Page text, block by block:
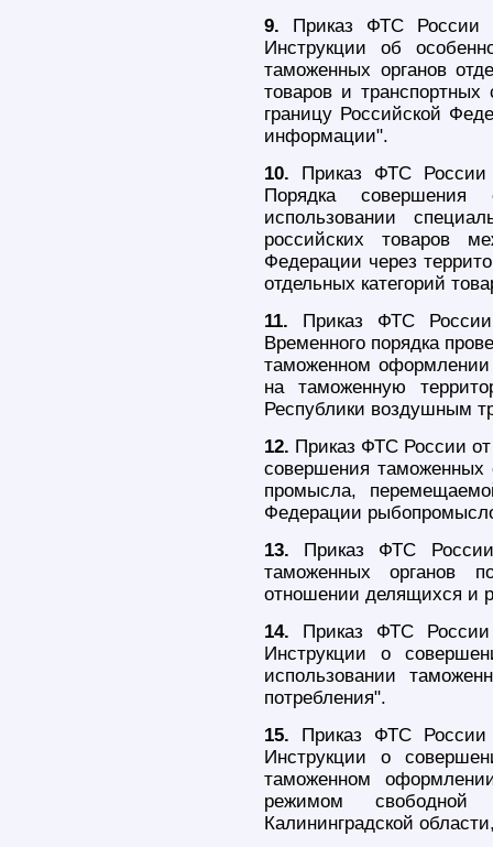
9. Приказ ФТС России
Инструкции об
таможенных органов
товаров и
границу Российской
информации".
10. Приказ ФТС
Порядка совершения
использовании
российских товаров
Федерации через
отдельных категорий
11. Приказ ФТС
Временного порядка
таможенном оформлении
на таможенную
Республики воздушным
12. Приказ ФТС России
совершения таможенных
промысла,
Федерации
13. Приказ ФТС
таможенных органов
отношении делящихся и
14. Приказ ФТС
Инструкции о
использовании
потребления".
15. Приказ ФТС
Инструкции о
таможенном
режимом
Калининградской